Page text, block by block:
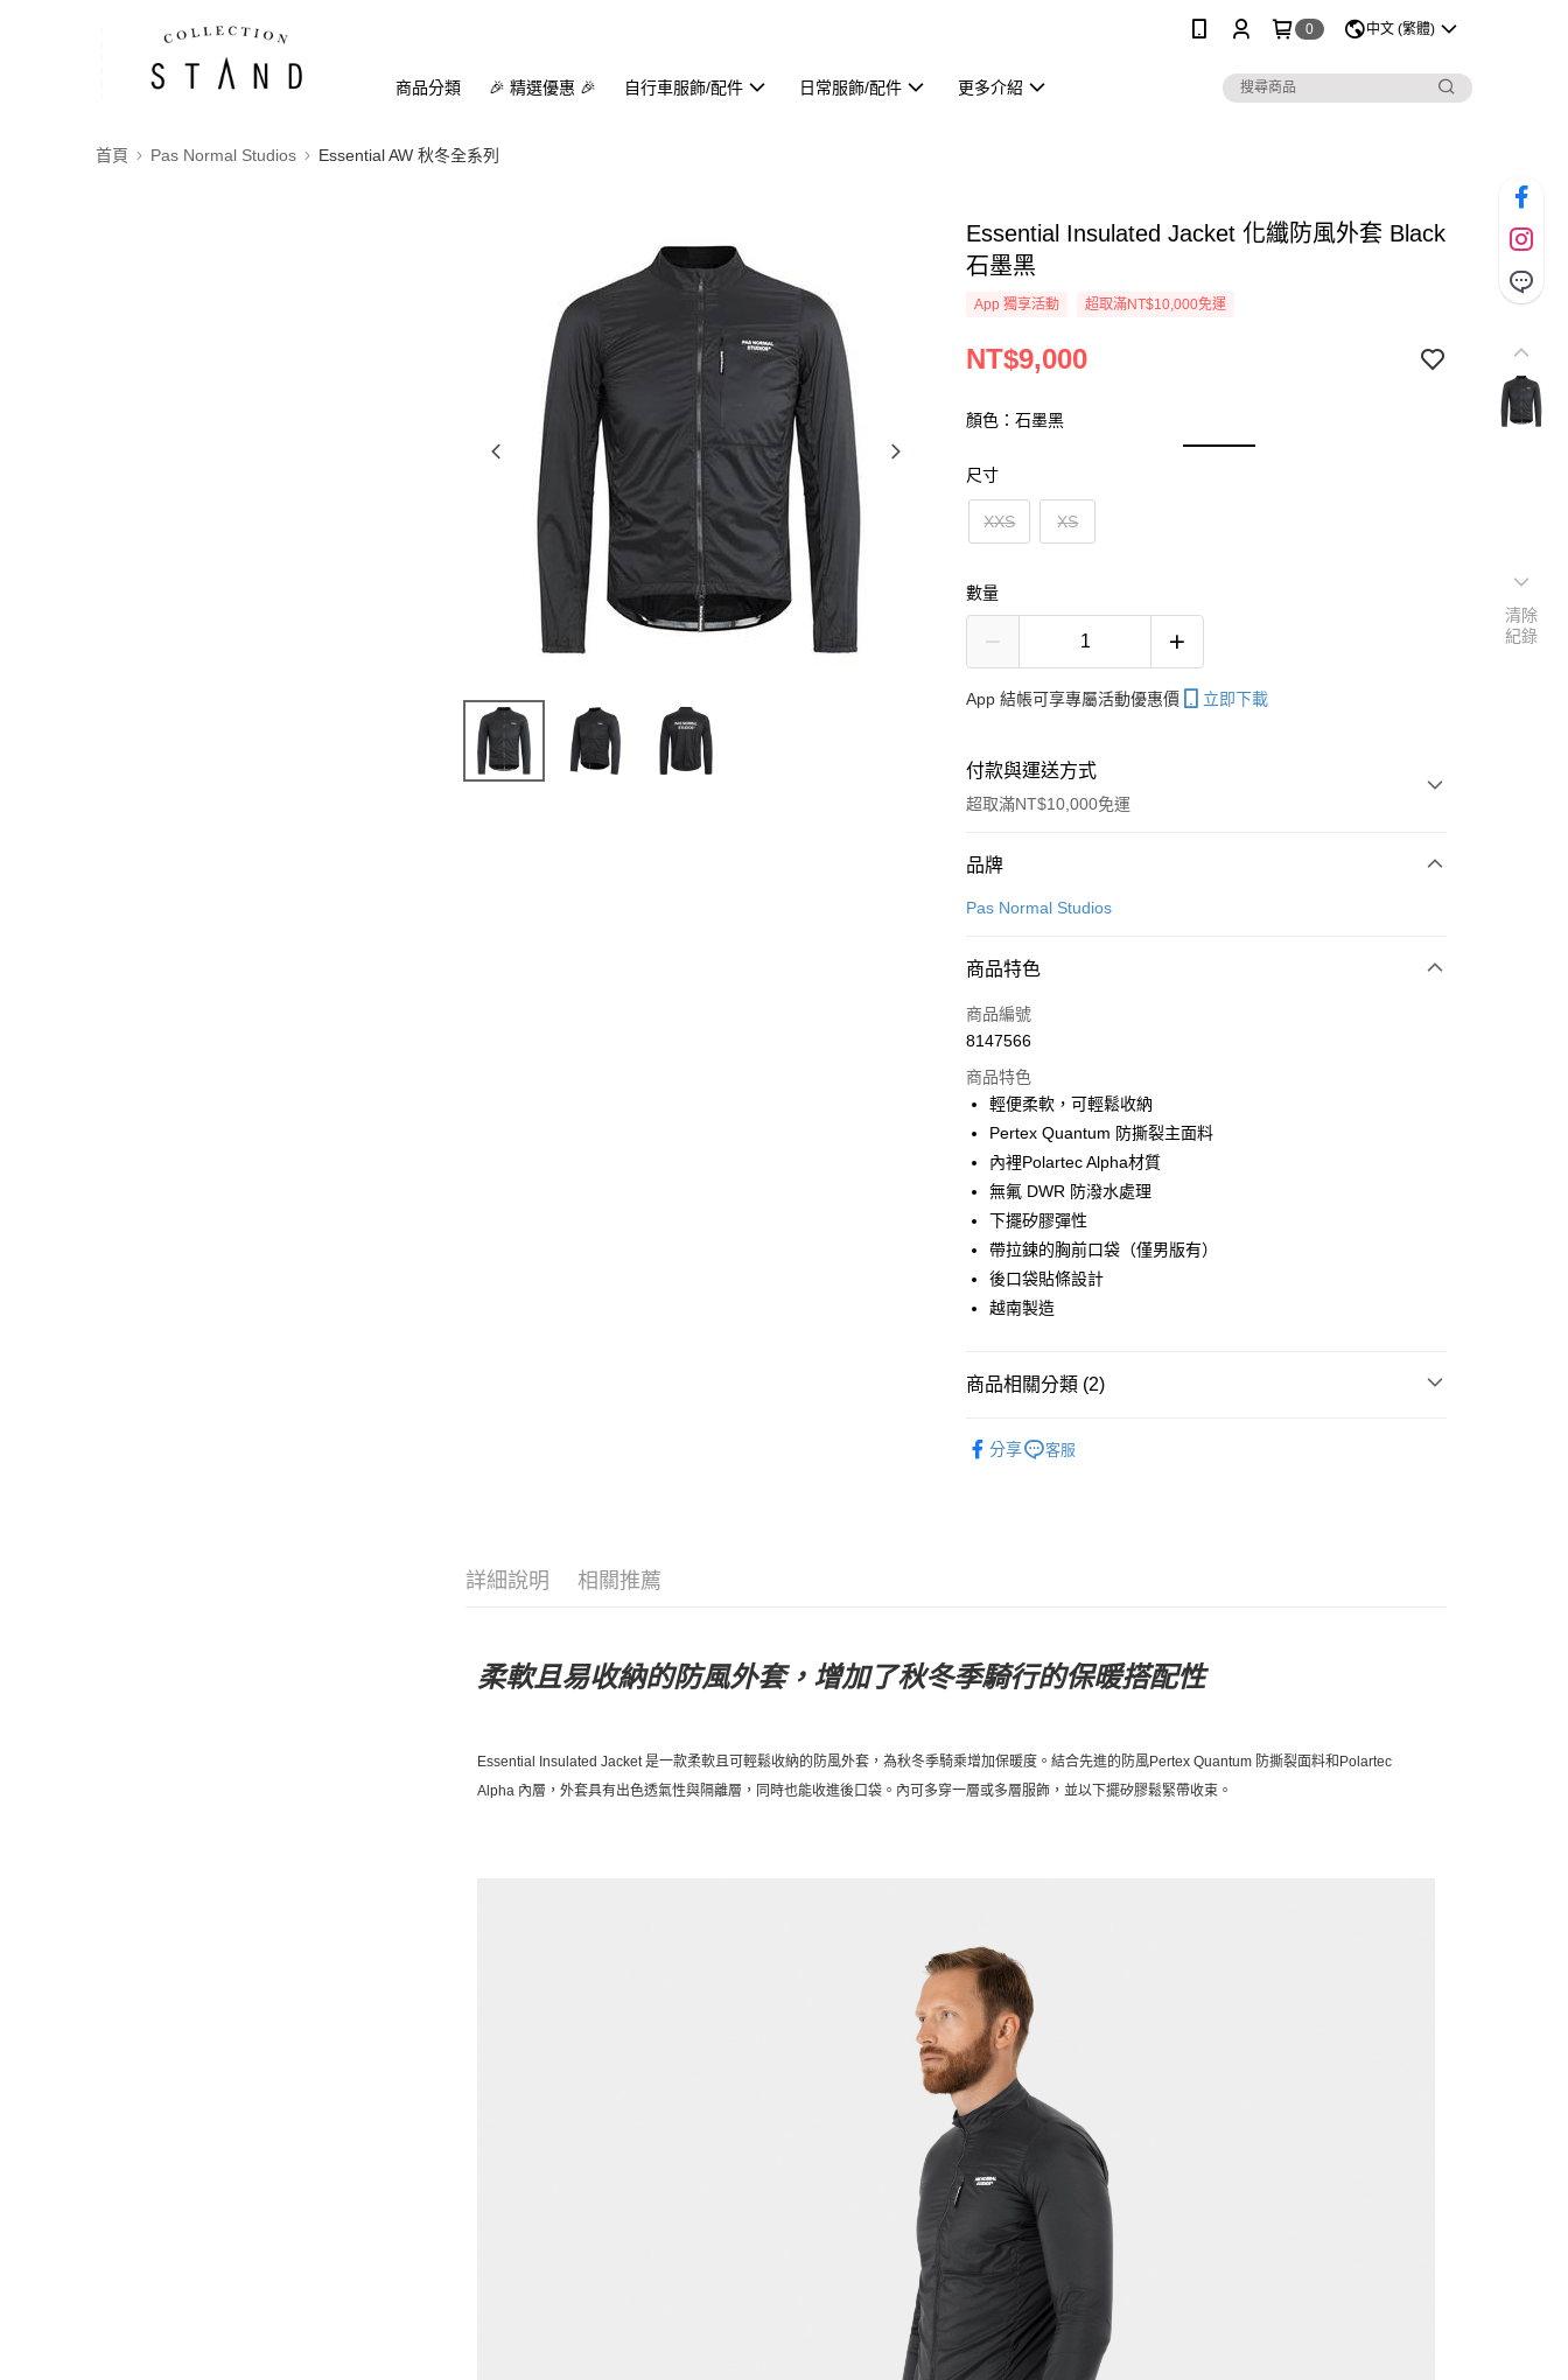
0 中文 (繁體)
商品分類 🎉 精選優惠 🎉 自行車服飾/配件 日常服飾/配件 更多介紹
首頁 Pas Normal Studios Essential AW 秋冬全系列
Essential Insulated Jacket 化纖防風外套 Black
石墨黑
App 獨享活動 超取滿NT$10,000免運
NT$9,000
顏色：石墨黑
尺寸
XXS XS
數量
App 結帳可享專屬活動優惠價 立即下載
付款與運送方式
超取滿NT$10,000免運
付款方式
信用卡一次付款
Apple Pay
Google Pay
運送方式
全家店到店
每筆NT$80，滿NT$10,000(含以上)免運費
付款後全家取貨
每筆NT$80，滿NT$10,000(含以上)免運費
每筆NT$80，滿NT$10,000(含以上)免運費
每筆NT$80，滿NT$10,000(含以上)免運費
品牌
Pas Normal Studios
商品特色
商品編號
8147566
商品特色
輕便柔軟，可輕鬆收納
Pertex Quantum 防撕裂主面料
內裡Polartec Alpha材質
無氟 DWR 防潑水處理
下擺矽膠彈性
帶拉鍊的胸前口袋（僅男版有）
後口袋貼條設計
越南製造
商品相關分類 (2)
分享 客服
詳細說明 相關推薦
柔軟且易收納的防風外套，增加了秋冬季騎行的保暖搭配性
Essential Insulated Jacket是一款柔軟且可輕鬆收納的防風外套，為秋冬季騎乘增加保暖度。結合先進的防風Pertex Quantum 防撕裂面料和 Polartec
Alpha 內層，外套具有出色透氣性與隔離層，同時也能收進後口袋。內可多穿一層或多層服飾，並以下擺矽膠鬆緊帶收束。
清除
紀錄